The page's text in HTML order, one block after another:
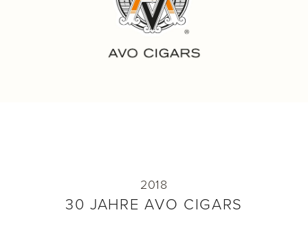
2018
30 JAHRE AVO CIGARS
30 JAHRE AVO CIGARS